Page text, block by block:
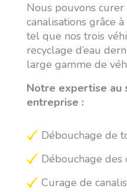
Nous pouvons
canalisations grâce
tel que nos trois
recyclage d’eau
large gamme de
Notre expertise au
entreprise :
Débouchage de
Débouchage des
Curage de